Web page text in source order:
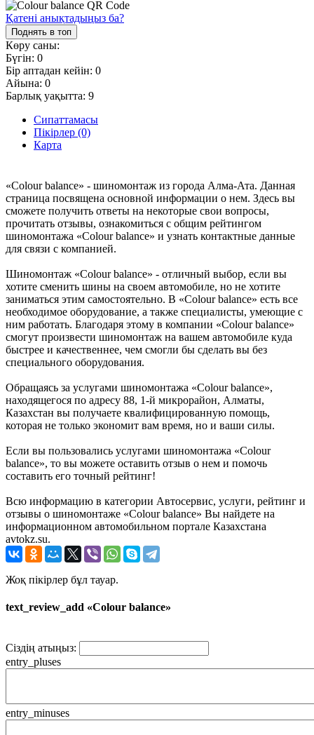
Қатені анықтадыңыз ба?
Поднять в топ
Көру саны:
Бүгін: 0
Бір аптадан кейін: 0
Айына: 0
Барлық уақытта: 9
Сипаттамасы
Пікірлер (0)
Карта
«Colour balance» - шиномонтаж из города Алма-Ата. Данная
страница посвящена основной информации о нем. Здесь вы
сможете получить ответы на некоторые свои вопросы,
прочитать отзывы, ознакомиться с общим рейтингом
шиномонтажа «Colour balance» и узнать контактные данные
для связи с компанией.
Шиномонтаж «Colour balance» - отличный выбор, если вы
хотите сменить шины на своем автомобиле, но не хотите
заниматься этим самостоятельно. В «Colour balance» есть все
необходимое оборудование, а также специалисты, умеющие с
ним работать. Благодаря этому в компании «Colour balance»
смогут произвести шиномонтаж на вашем автомобиле куда
быстрее и качественнее, чем смогли бы сделать вы без
специального оборудования.
Обращаясь за услугами шиномонтажа «Colour balance»,
находящегося по адресу 88, 1-й микрорайон, Алматы,
Казахстан вы получаете квалифицированную помощь,
которая не только экономит вам время, но и ваши силы.
Если вы пользовались услугами шиномонтажа «Colour
balance», то вы можете оставить отзыв о нем и помочь
составить его точный рейтинг!
Всю информацию в категории Автосервис, услуги, рейтинг и
отзывы о шиномонтаже «Colour balance» Вы найдете на
информационном автомобильном портале Казахстана
avtokz.su.
Жоқ пікірлер бұл тауар.
text_review_add «Colour balance»
Сіздің атыңыз:
entry_pluses
entry_minuses